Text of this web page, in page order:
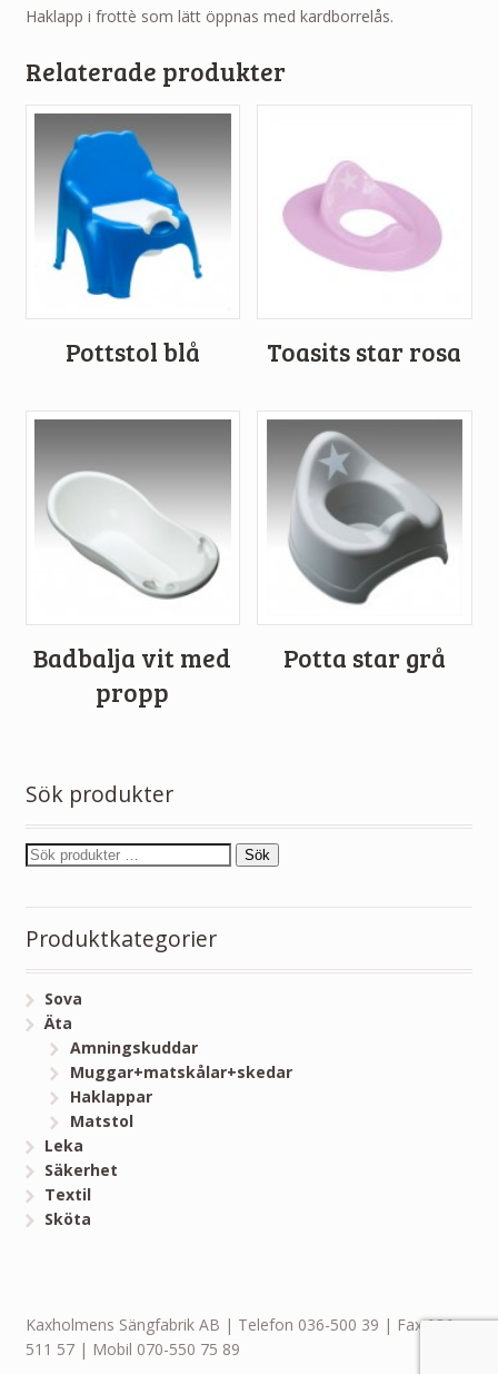
Haklapp i frottè som lätt öppnas med kardborrelås.
Relaterade produkter
Pottstol blå Toasits star rosa
Badbalja vit med
propp
Potta star grå
Sök produkter
Sök
Produktkategorier
Sova
Äta
Amningskuddar
Muggar+matskålar+skedar
Haklappar
Matstol
Leka
Säkerhet
Textil
Sköta
Kaxholmens Sängfabrik AB | Telefon 036-500 39 | Fax 036-
511 57 | Mobil 070-550 75 89